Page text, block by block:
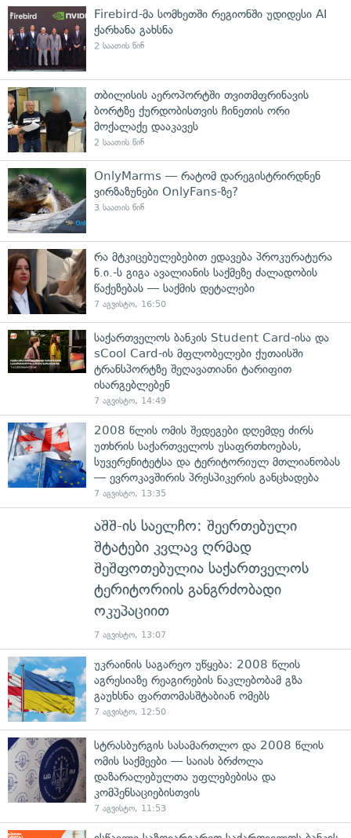
Firebird-მა სომხეთში რეგიონში უდიდესი AI
ქარხანა გახსნა
2 საათის წინ
თბილისის აეროპორტში თვითმფრინავის
ბორტზე ქურდობისთვის ჩინეთის ორი
მოქალაქე დააკავეს
2 საათის წინ
OnlyMarms — რატომ დარეგისტრირდნენ
ვირზაზუნები OnlyFans-ზე?
3 საათის წინ
რა მტკიცებულებებით ედავება პროკურატურა
ნ.ი.-ს გიგა ავალიანის საქმეზე ძალადობის
წაქეზებას — საქმის დეტალები
7 აგვისტო, 16:50
საქართველოს ბანკის Student Card-ისა და
sCool Card-ის მფლობელები ქუთაისში
ტრანსპორტზე შეღავათიანი ტარიფით
ისარგებლებენ
7 აგვისტო, 14:49
2008 წლის ომის შედეგები დღემდე ძირს
უთხრის საქართველოს უსაფრთხოებას,
სუვერენიტეტსა და ტერიტორიულ მთლიანობას
— ევროკავშირის პრესპიკერის განცხადება
7 აგვისტო, 13:35
აშშ-ის საელჩო: შეერთებული
შტატები კვლავ ღრმად
შეშფოთებულია საქართველოს
ტერიტორიის განგრძობადი
ოკუპაციით
7 აგვისტო, 13:07
უკრაინის საგარეო უწყება: 2008 წლის
აგრესიაზე რეაგირების ნაკლებობამ გზა
გაუხსნა ფართომასშტაბიან ომებს
7 აგვისტო, 12:50
სტრასბურგის სასამართლო და 2008 წლის
ომის საქმეები — საიას ბრძოლა
დაზარალებულთა უფლებებისა და
კომპენსაციებისთვის
7 აგვისტო, 11:53